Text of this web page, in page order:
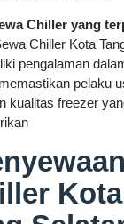
Chiller yang
Chiller Kota
pengalaman
pelaku
kualitas freezer
Kota